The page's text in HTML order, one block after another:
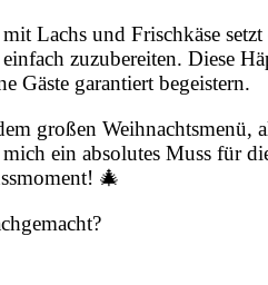
Lachs und Frischkäse
zuzubereiten. Diese
Gäste garantiert begeistern.
großen Weihnachtsmenü,
ein absolutes Muss für
🎄